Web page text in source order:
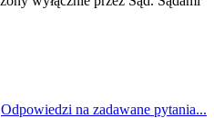
Odpowiedzi na zadawane pytania...